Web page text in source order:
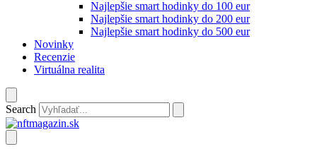
Najlepšie smart hodinky do 100 eur
Najlepšie smart hodinky do 200 eur
Najlepšie smart hodinky do 500 eur
Novinky
Recenzie
Virtuálna realita
Search